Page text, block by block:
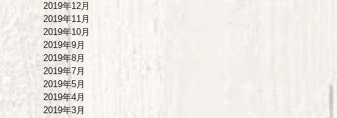
2019年12月
2019年11月
2019年10月
2019年9月
2019年8月
2019年7月
2019年5月
2019年4月
2019年3月